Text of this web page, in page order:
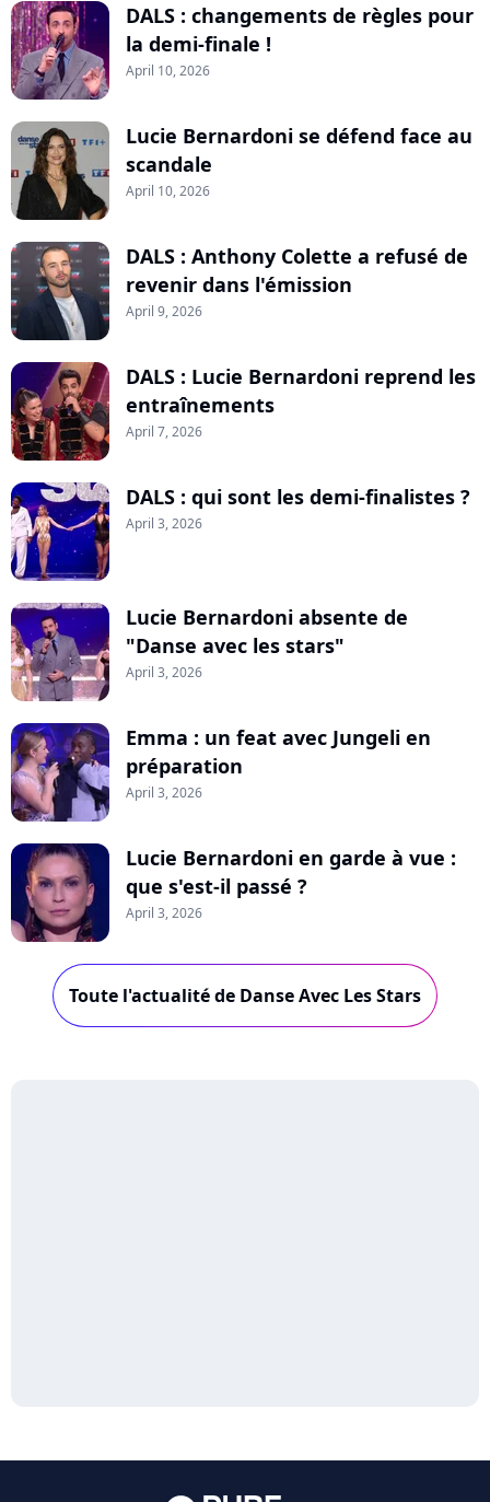
DALS : changements de règles pour
la demi-finale !
April 10, 2026
Lucie Bernardoni se défend face au
scandale
April 10, 2026
DALS : Anthony Colette a refusé de
revenir dans l'émission
April 9, 2026
DALS : Lucie Bernardoni reprend les
entraînements
April 7, 2026
DALS : qui sont les demi-finalistes ?
April 3, 2026
Lucie Bernardoni absente de
"Danse avec les stars"
April 3, 2026
Emma : un feat avec Jungeli en
préparation
April 3, 2026
Lucie Bernardoni en garde à vue :
que s'est-il passé ?
April 3, 2026
Toute l'actualité de Danse Avec Les Stars